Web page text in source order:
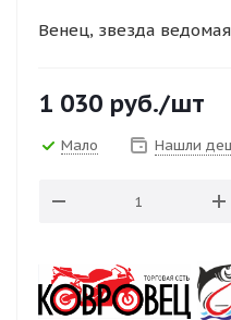
Венец, звезда
1 030 руб./шт
Мало Нашли